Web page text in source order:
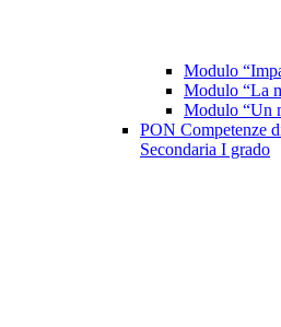
Modulo
Modulo “La
Modulo “Un
PON Competenze
Secondaria I grado